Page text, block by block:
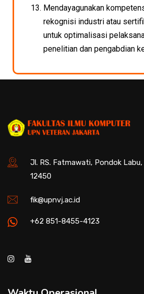
Mendayagunakan
rekognisi industri atau
untuk optimalisasi
penelitian dan pengabdian
Jl. RS. Fatmawati, Pondok
12450
fik@upnvj.ac.id
+62 851-8455-4123